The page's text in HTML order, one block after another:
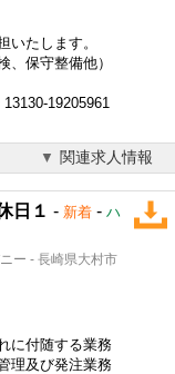
いたします。
、保守整備他）
19205961
関連求人情報
日１ - 新着 - ハ
ー - 長崎県大村市
に付随する業務
理及び発注業務